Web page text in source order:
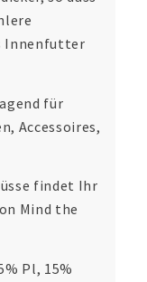
Innenfutter
für
Accessoires,
findet Ihr
Mind the
Pl, 15%